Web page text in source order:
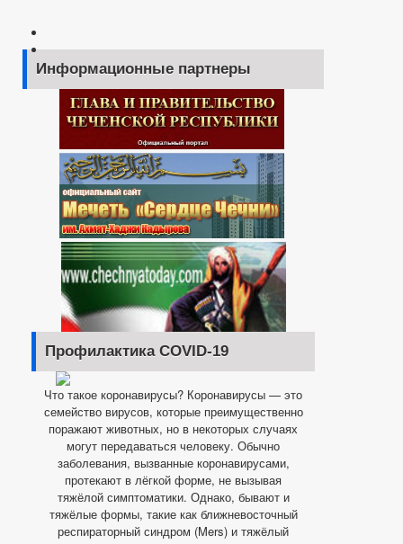
Информационные партнеры
Профилактика COVID-19
Что такое коронавирусы? Коронавирусы — это
семейство вирусов, которые преимущественно
поражают животных, но в некоторых случаях
могут передаваться человеку. Обычно
заболевания, вызванные коронавирусами,
протекают в лёгкой форме, не вызывая
тяжёлой симптоматики. Однако, бывают и
тяжёлые формы, такие как ближневосточный
респираторный синдром (Mers) и тяжёлый